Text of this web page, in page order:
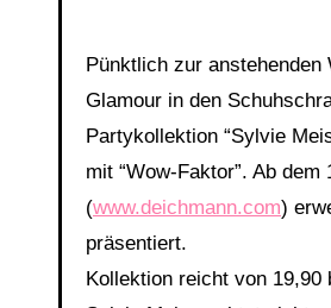
Pünktlich zur
Glamour in den
Partykollektion “Sylvie
mit “Wow-Faktor”. Ab
(www.deichmann.com)
Kollektion reicht von 19,90